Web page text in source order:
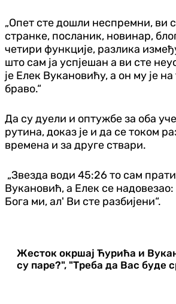
„Опет сте дошли неспремни, ви
странке, посланик, новинар,
четири функције, разлика
што сам ја успјешан а ви сте
је Елек Вукановићу, а он му је
браво.“
Да су дуели и оптужбе за оба
рутина, доказ је и да се током
времена и за друге ствари.
„Звезда води 45:26 то сам
Вукановић, а Елек се надовезао:
Бога ми, ал' Ви сте разбијени“.
Жесток окршај Ћурића и
су паре?", "Треба да Вас буде